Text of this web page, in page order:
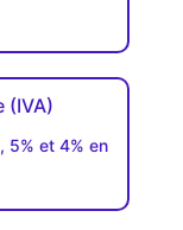
(IVA)
5% et 4% en